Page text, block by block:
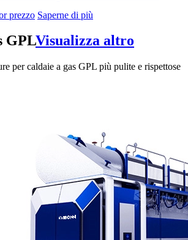
prezzo Saperne di più
GPLVisualizza altro
per caldaie a gas GPL più pulite e rispettose